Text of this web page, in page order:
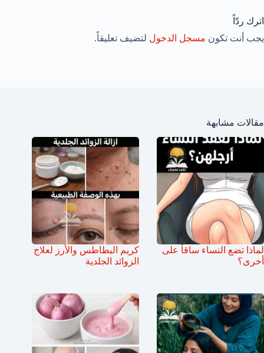
اترك ردّاً
يجب أنت تكون مسجل الدخول لتضيف تعليقاً.
مقالات مشابهة
لماذا تضع النساء ساقاً على
أخرى؟
كريم البطاطس والأرز لعلاج
الزوائد الجلدية